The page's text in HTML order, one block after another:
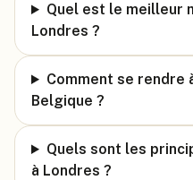
Quel est le meilleur
Londres ?
Comment se rendre
Belgique ?
Quels sont les
à Londres ?